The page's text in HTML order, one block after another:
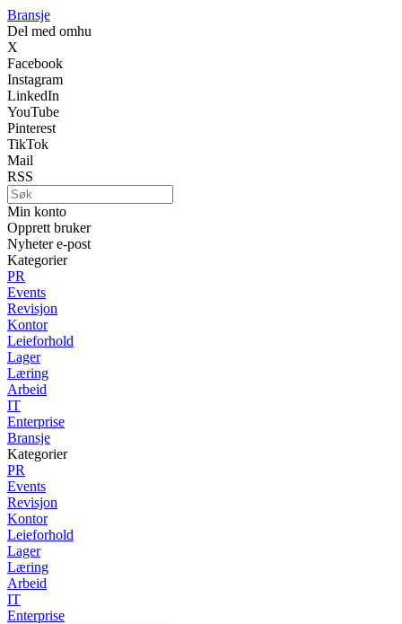
Bransje
Del med omhu
X
Facebook
Instagram
LinkedIn
YouTube
Pinterest
TikTok
Mail
RSS
Min konto
Opprett bruker
Nyheter e-post
Kategorier
PR
Events
Revisjon
Kontor
Leieforhold
Lager
Læring
Arbeid
IT
Enterprise
Bransje
Kategorier
PR
Events
Revisjon
Kontor
Leieforhold
Lager
Læring
Arbeid
IT
Enterprise